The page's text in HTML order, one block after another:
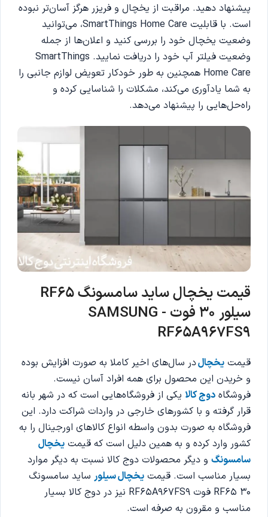
پیشنهاد دهید. مراقبت از یخچال و فریزر هرگز آسان‌تر نبوده
است. با قابلیت SmartThings Home Care، می‌توانید
وضعیت یخچال خود را بررسی کنید و اعلان‌ها از جمله
وضعیت فیلتر آب خود را دریافت نمایید. SmartThings
Home Care همچنین به طور خودکار تعویض لوازم جانبی را
به شما یادآوری می‌کند، مشکلات را شناسایی کرده و
راه‌حل‌هایی را پیشنهاد می‌دهد.
قیمت یخچال ساید سامسونگ RF65
سیلور 30 فوت - SAMSUNG
RF65A967FS9
قیمت یخچالدر سال‌های اخیر کاملا به صورت افزایش بوده
و خریدن این محصول برای همه افراد آسان نیست.
فروشگاه دوج کالا یکی از فروشگاه‌هایی است که در شهر بانه
قرار گرفته و با کشورهای خارجی در واردات شراکت دارد. این
فروشگاه به صورت بدون واسطه انواع کالاهای اورجینال را به
کشور وارد کرده و به همین دلیل است که قیمت یخچال
سامسونگ و دیگر محصولات دوج کالا نسبت به دیگر موارد
بسیار مناسب است. قیمت یخچال سیلور ساید سامسونگ
RF65 30 فوت RF65A967FS9 نیز در دوج کالا بسیار
مناسب و مقرون به صرفه است.